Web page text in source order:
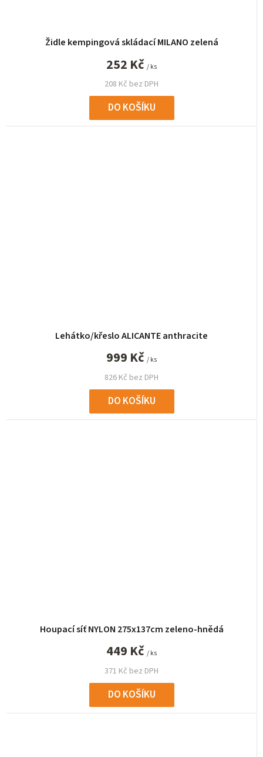
Židle kempingová skládací MILANO zelená
208 Kč bez DPH
252 Kč / ks
DO KOŠÍKU
Lehátko/křeslo ALICANTE anthracite
826 Kč bez DPH
999 Kč / ks
DO KOŠÍKU
Houpací síť NYLON 275x137cm zeleno-hnědá
371 Kč bez DPH
449 Kč / ks
DO KOŠÍKU